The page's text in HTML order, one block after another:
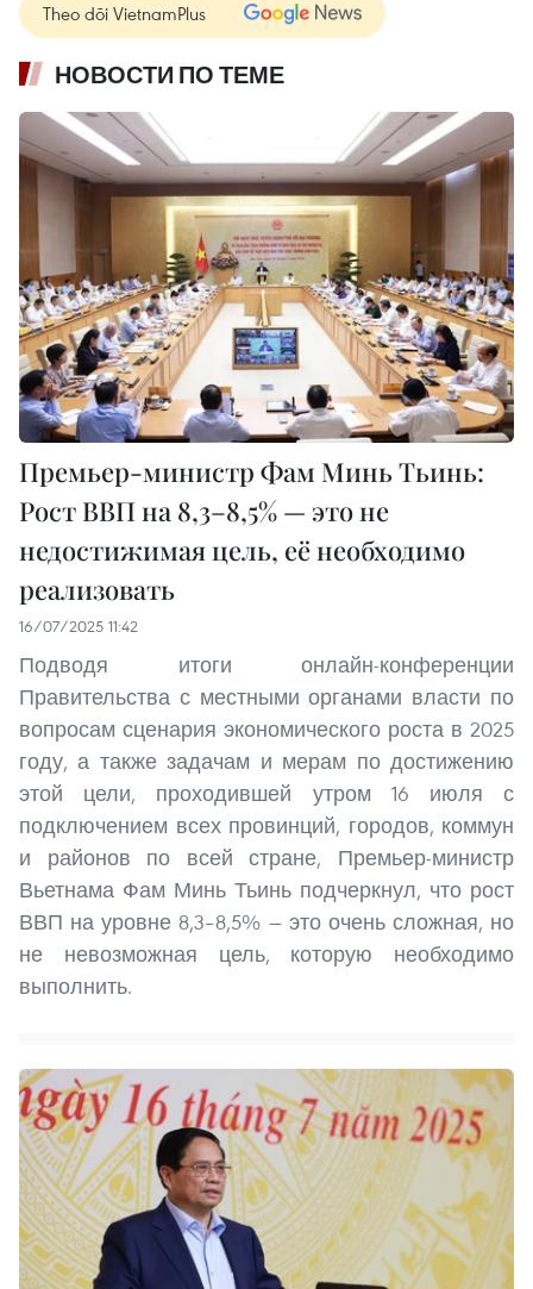
Theo dõi VietnamPlus
НОВОСТИ ПО ТЕМЕ
Премьер-министр Фам Минь Тьинь:
Рост ВВП на 8,3–8,5% — это не
недостижимая цель, её необходимо
реализовать
16/07/2025 11:42
Подводя итоги онлайн-конференции
Правительства с местными органами власти по
вопросам сценария экономического роста в 2025
году, а также задачам и мерам по достижению
этой цели, проходившей утром 16 июля с
подключением всех провинций, городов, коммун
и районов по всей стране, Премьер-министр
Вьетнама Фам Минь Тьинь подчеркнул, что рост
ВВП на уровне 8,3–8,5% — это очень сложная, но
не невозможная цель, которую необходимо
выполнить.